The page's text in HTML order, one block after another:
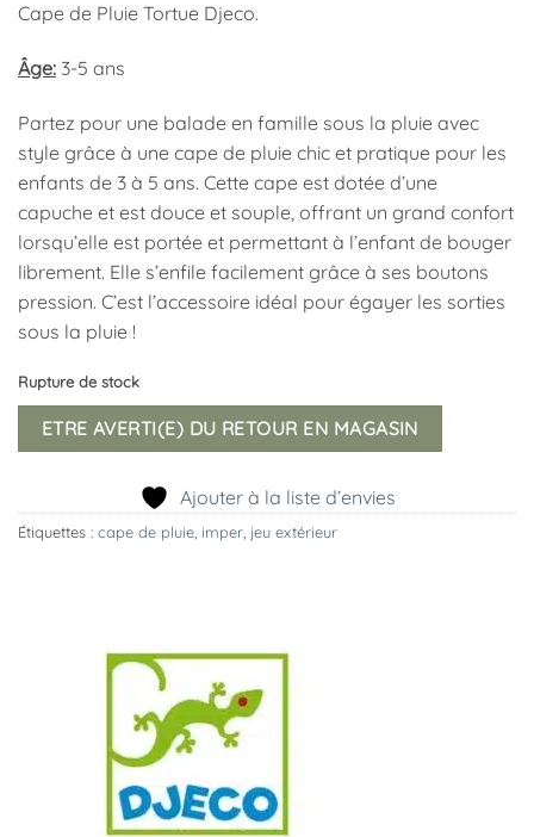
Cape de Pluie Tortue Djeco.
Âge: 3-5 ans
Partez pour une balade en famille sous la pluie avec
style grâce à une cape de pluie chic et pratique pour les
enfants de 3 à 5 ans. Cette cape est dotée d’une
capuche et est douce et souple, offrant un grand confort
lorsqu’elle est portée et permettant à l’enfant de bouger
librement. Elle s’enfile facilement grâce à ses boutons
pression. C’est l’accessoire idéal pour égayer les sorties
sous la pluie !
Rupture de stock
ETRE AVERTI(E) DU RETOUR EN MAGASIN
Ajouter à la liste d’envies
Étiquettes : cape de pluie imper jeu extérieur